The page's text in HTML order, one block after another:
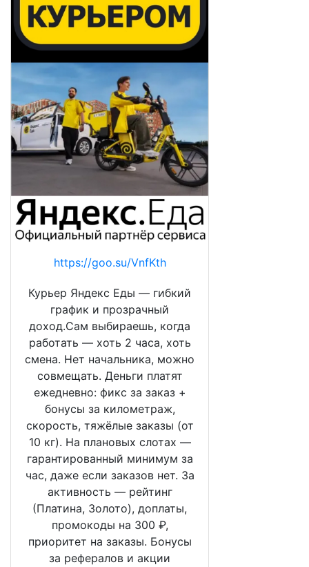
https://goo.su/VnfKth
Курьер Яндекс Еды — гибкий
график и прозрачный
доход.Сам выбираешь, когда
работать — хоть 2 часа, хоть
смена. Нет начальника, можно
совмещать. Деньги платят
ежедневно: фикс за заказ +
бонусы за километраж,
скорость, тяжёлые заказы (от
10 кг). На плановых слотах —
гарантированный минимум за
час, даже если заказов нет. За
активность — рейтинг
(Платина, Золото), доплаты,
промокоды на 300 ₽,
приоритет на заказы. Бонусы
за рефералов и акции